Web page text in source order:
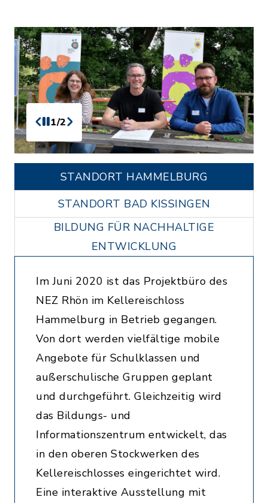
1/2
STANDORT HAMMELBURG
STANDORT BAD KISSINGEN
BILDUNG FÜR NACHHALTIGE
ENTWICKLUNG
Im Juni 2020 ist das Projektbüro des
NEZ Rhön im Kellereischloss
Hammelburg in Betrieb gegangen.
Von dort werden vielfältige mobile
Angebote für Schulklassen und
außerschulische Gruppen geplant
und durchgeführt. Gleichzeitig wird
das Bildungs- und
Informationszentrum entwickelt, das
in den oberen Stockwerken des
Kellereischlosses eingerichtet wird.
Eine interaktive Ausstellung mit